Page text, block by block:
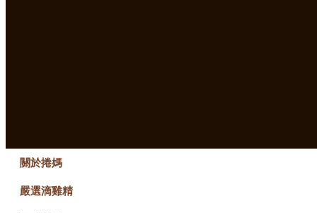
關於捲媽
嚴選滴雞精